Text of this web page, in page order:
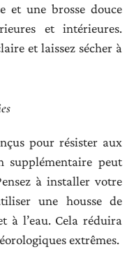
et une brosse douce
et intérieures.
et laissez sécher à
pour résister aux
supplémentaire peut
à installer votre
une housse de
à l’eau. Cela réduira
extrêmes.